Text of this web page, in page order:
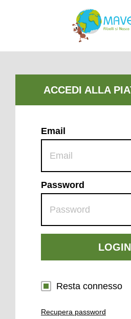
Email
Password
LOGIN
Resta connesso
Recupera password